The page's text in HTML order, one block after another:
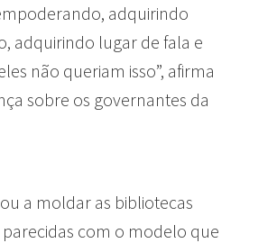
adquirindo
adquirindo lugar de fala e
não queriam isso”, afirma
sobre os governantes da
a moldar as bibliotecas
parecidas com o modelo que